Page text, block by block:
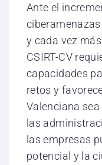
Ante el
y cada vez
CSIRT-CV
capacidades
retos y
Valenciana
las
las empresas
potencial y la